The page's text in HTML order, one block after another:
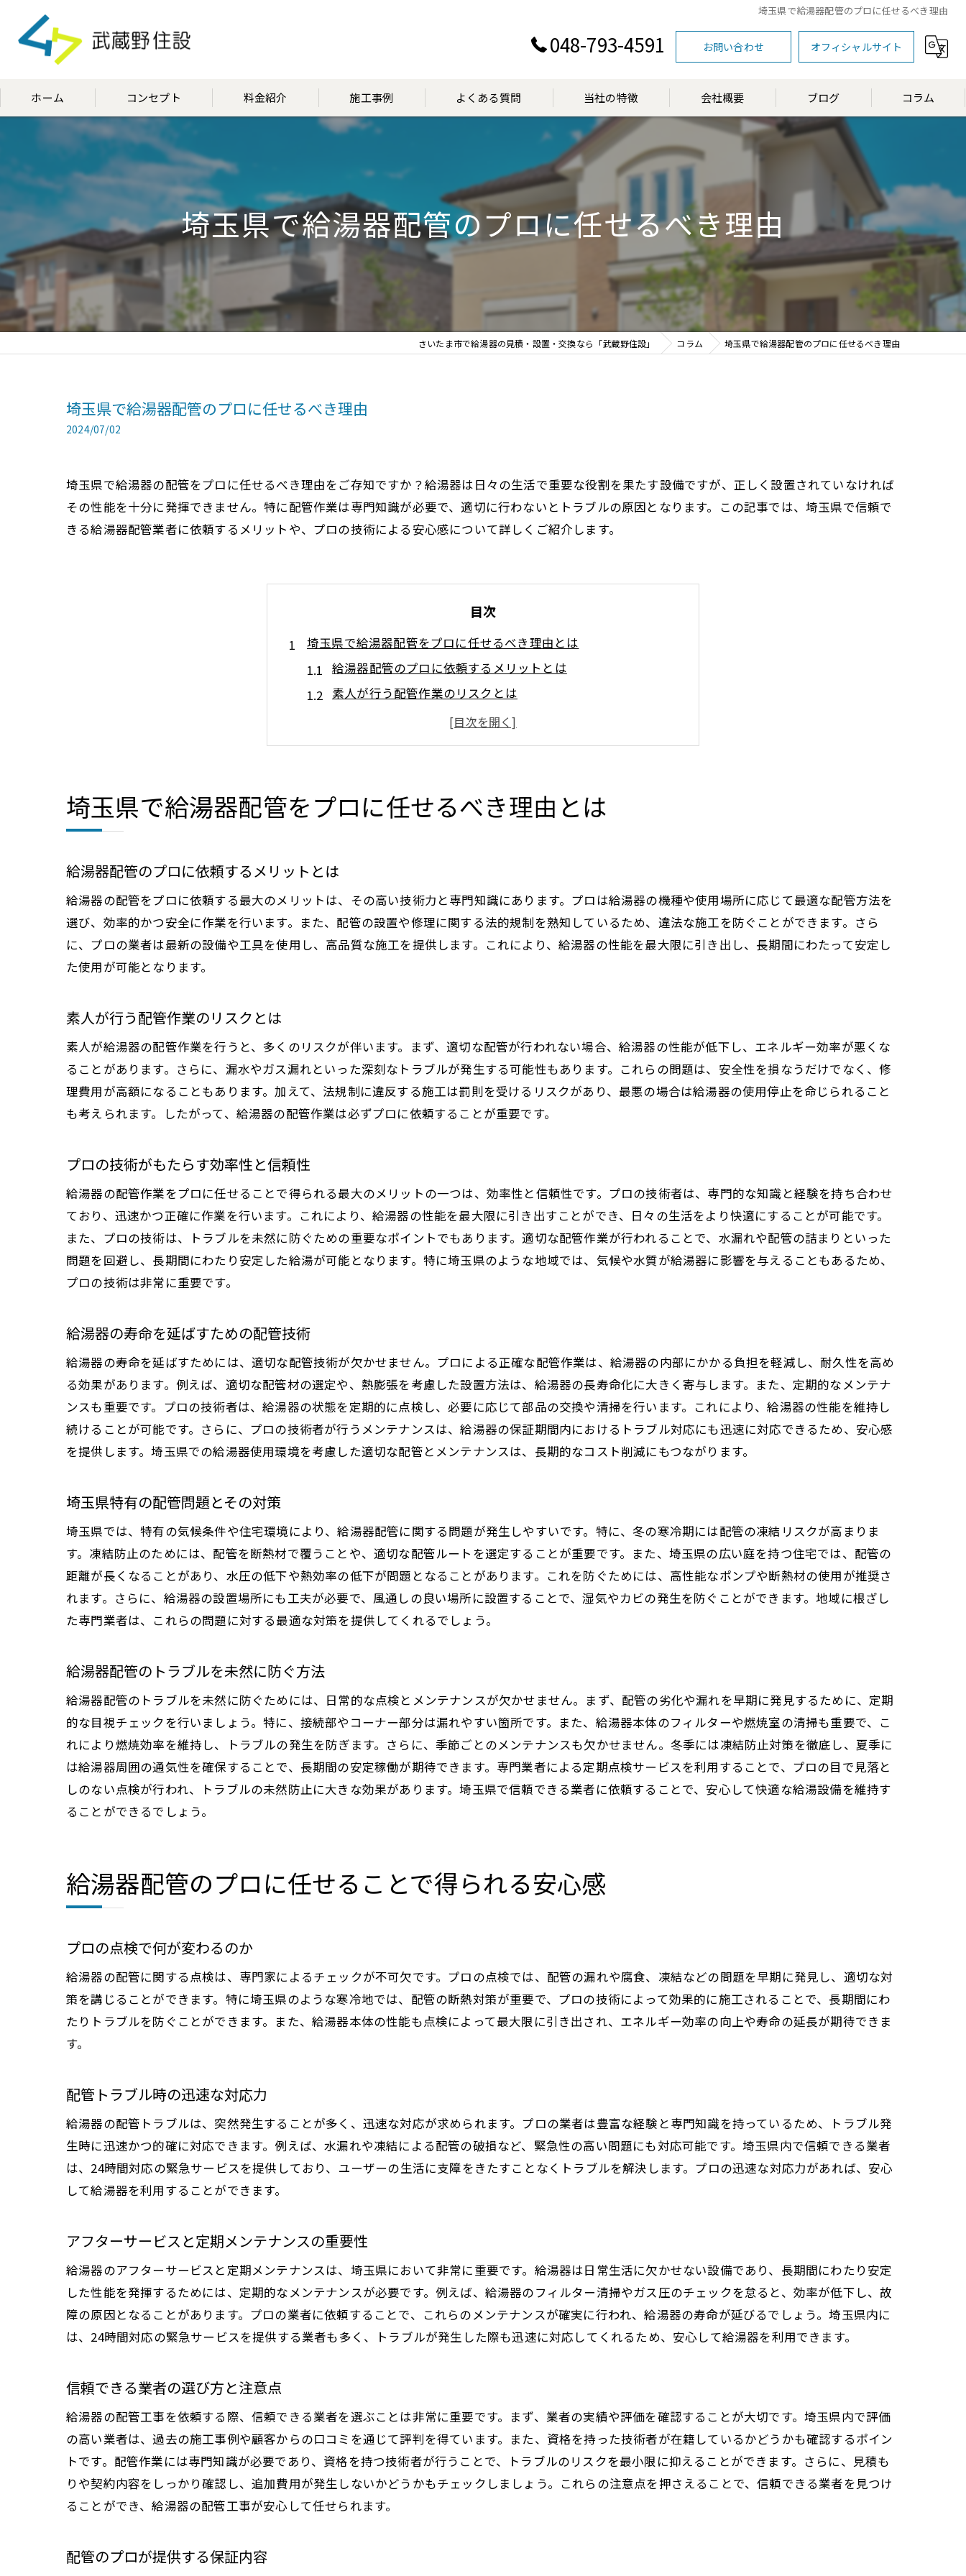
埼玉県で給湯器配管のプロに任せるべき理由
048-793-4591 お問い合わせ オフィシャルサイト
ホーム コンセプト
代表挨拶
料金紹介 施工事例 よくある質問 当社の特徴
設置
交換
点検
会社概要
漫画特集
ブログ コラム
埼玉県で給湯器配管のプロに任せるべき理由
さいたま市で給湯器の見積・設置・交換なら「武蔵野住設」 コラム 埼玉県で給湯器配管のプロに任せるべき理由
埼玉県で給湯器配管のプロに任せるべき理由
2024/07/02
埼玉県で給湯器の配管をプロに任せるべき理由をご存知ですか？給湯器は日々の生活で重要な役割を果たす設備ですが、正しく設置されていなければ
その性能を十分に発揮できません。特に配管作業は専門知識が必要で、適切に行わないとトラブルの原因となります。この記事では、埼玉県で信頼で
きる給湯器配管業者に依頼するメリットや、プロの技術による安心感について詳しくご紹介します。
目次
埼玉県で給湯器配管をプロに任せるべき理由とは
給湯器配管のプロに依頼するメリットとは
素人が行う配管作業のリスクとは
プロの技術がもたらす効率性と信頼性
給湯器の寿命を延ばすための配管技術
給湯器配管のトラブルを未然に防ぐ方法
給湯器配管のプロに任せることで得られる安心感
配管トラブル時の迅速な対応力
アフターサービスと定期メンテナンスの重要性
信頼できる業者の選び方と注意点
配管のプロが提供する保証内容
口コミや評価のチェック方法
業者の技術力と経験を見極める
価格だけで選ばない重要性
地元の業者を選ぶメリット
給湯器配管をプロに任せるとトラブルが防げる理由
プロの配管設置で防げる主なトラブル
配管ミスによる二次被害の防止
適切な配管材とその選定基準
プロが行う定期的な点検の必要性
地域特性に合わせた配管設置の重要性
プロが知る埼玉県の給湯器設置のポイント
配管作業のプロが提供する安心感
給湯器設置後のフォローアップの充実
プロによる給湯器配管で埼玉県の家庭が快適に
プロの技術で得られる快適性
給湯器の性能を最大限に引き出す配管技術
季節ごとのメンテナンスポイント
プロが提案するライフスタイルに合った配管設置
給湯器配管をプロに任せることで得られるコスト削減効果
プロによる効率的な施工で節約できるコスト
長期的なメンテナンス費用の削減
給湯器の寿命を延ばすためのプロの配管技術
トラブルが少ないことで得られる節約
埼玉県で給湯器配管をプロに依頼する際に知っておきたいポイント
依頼前に確認すべき業者の実績
施工中に気をつけるべきポイント
施工後のチェックリスト
トラブル時の連絡先と対応方法
埼玉県で給湯器配管をプロに任せるべき理由とは
給湯器配管のプロに依頼するメリットとは
給湯器の配管をプロに依頼する最大のメリットは、その高い技術力と専門知識にあります。プロは給湯器の機種や使用場所に応じて最適な配管方法を
選び、効率的かつ安全に作業を行います。また、配管の設置や修理に関する法的規制を熟知しているため、違法な施工を防ぐことができます。さら
に、プロの業者は最新の設備や工具を使用し、高品質な施工を提供します。これにより、給湯器の性能を最大限に引き出し、長期間にわたって安定し
た使用が可能となります。
素人が行う配管作業のリスクとは
素人が給湯器の配管作業を行うと、多くのリスクが伴います。まず、適切な配管が行われない場合、給湯器の性能が低下し、エネルギー効率が悪くな
ることがあります。さらに、漏水やガス漏れといった深刻なトラブルが発生する可能性もあります。これらの問題は、安全性を損なうだけでなく、修
理費用が高額になることもあります。加えて、法規制に違反する施工は罰則を受けるリスクがあり、最悪の場合は給湯器の使用停止を命じられること
も考えられます。したがって、給湯器の配管作業は必ずプロに依頼することが重要です。
プロの技術がもたらす効率性と信頼性
給湯器の配管作業をプロに任せることで得られる最大のメリットの一つは、効率性と信頼性です。プロの技術者は、専門的な知識と経験を持ち合わせ
ており、迅速かつ正確に作業を行います。これにより、給湯器の性能を最大限に引き出すことができ、日々の生活をより快適にすることが可能です。
また、プロの技術は、トラブルを未然に防ぐための重要なポイントでもあります。適切な配管作業が行われることで、水漏れや配管の詰まりといった
問題を回避し、長期間にわたり安定した給湯が可能となります。特に埼玉県のような地域では、気候や水質が給湯器に影響を与えることもあるため、
プロの技術は非常に重要です。
給湯器の寿命を延ばすための配管技術
給湯器の寿命を延ばすためには、適切な配管技術が欠かせません。プロによる正確な配管作業は、給湯器の内部にかかる負担を軽減し、耐久性を高め
る効果があります。例えば、適切な配管材の選定や、熱膨張を考慮した設置方法は、給湯器の長寿命化に大きく寄与します。また、定期的なメンテナ
ンスも重要です。プロの技術者は、給湯器の状態を定期的に点検し、必要に応じて部品の交換や清掃を行います。これにより、給湯器の性能を維持し
続けることが可能です。さらに、プロの技術者が行うメンテナンスは、給湯器の保証期間内におけるトラブル対応にも迅速に対応できるため、安心感
を提供します。埼玉県での給湯器使用環境を考慮した適切な配管とメンテナンスは、長期的なコスト削減にもつながります。
埼玉県特有の配管問題とその対策
埼玉県では、特有の気候条件や住宅環境により、給湯器配管に関する問題が発生しやすいです。特に、冬の寒冷期には配管の凍結リスクが高まりま
す。凍結防止のためには、配管を断熱材で覆うことや、適切な配管ルートを選定することが重要です。また、埼玉県の広い庭を持つ住宅では、配管の
距離が長くなることがあり、水圧の低下や熱効率の低下が問題となることがあります。これを防ぐためには、高性能なポンプや断熱材の使用が推奨さ
れます。さらに、給湯器の設置場所にも工夫が必要で、風通しの良い場所に設置することで、湿気やカビの発生を防ぐことができます。地域に根ざし
た専門業者は、これらの問題に対する最適な対策を提供してくれるでしょう。
給湯器配管のトラブルを未然に防ぐ方法
給湯器配管のトラブルを未然に防ぐためには、日常的な点検とメンテナンスが欠かせません。まず、配管の劣化や漏れを早期に発見するために、定期
的な目視チェックを行いましょう。特に、接続部やコーナー部分は漏れやすい箇所です。また、給湯器本体のフィルターや燃焼室の清掃も重要で、こ
れにより燃焼効率を維持し、トラブルの発生を防ぎます。さらに、季節ごとのメンテナンスも欠かせません。冬季には凍結防止対策を徹底し、夏季に
は給湯器周囲の通気性を確保することで、長期間の安定稼働が期待できます。専門業者による定期点検サービスを利用することで、プロの目で見落と
しのない点検が行われ、トラブルの未然防止に大きな効果があります。埼玉県で信頼できる業者に依頼することで、安心して快適な給湯設備を維持す
ることができるでしょう。
給湯器配管のプロに任せることで得られる安心感
プロの点検で何が変わるのか
給湯器の配管に関する点検は、専門家によるチェックが不可欠です。プロの点検では、配管の漏れや腐食、凍結などの問題を早期に発見し、適切な対
策を講じることができます。特に埼玉県のような寒冷地では、配管の断熱対策が重要で、プロの技術によって効果的に施工されることで、長期間にわ
たりトラブルを防ぐことができます。また、給湯器本体の性能も点検によって最大限に引き出され、エネルギー効率の向上や寿命の延長が期待できま
す。
配管トラブル時の迅速な対応力
給湯器の配管トラブルは、突然発生することが多く、迅速な対応が求められます。プロの業者は豊富な経験と専門知識を持っているため、トラブル発
生時に迅速かつ的確に対応できます。例えば、水漏れや凍結による配管の破損など、緊急性の高い問題にも対応可能です。埼玉県内で信頼できる業者
は、24時間対応の緊急サービスを提供しており、ユーザーの生活に支障をきたすことなくトラブルを解決します。プロの迅速な対応力があれば、安心
して給湯器を利用することができます。
アフターサービスと定期メンテナンスの重要性
給湯器のアフターサービスと定期メンテナンスは、埼玉県において非常に重要です。給湯器は日常生活に欠かせない設備であり、長期間にわたり安定
した性能を発揮するためには、定期的なメンテナンスが必要です。例えば、給湯器のフィルター清掃やガス圧のチェックを怠ると、効率が低下し、故
障の原因となることがあります。プロの業者に依頼することで、これらのメンテナンスが確実に行われ、給湯器の寿命が延びるでしょう。埼玉県内に
は、24時間対応の緊急サービスを提供する業者も多く、トラブルが発生した際も迅速に対応してくれるため、安心して給湯器を利用できます。
信頼できる業者の選び方と注意点
給湯器の配管工事を依頼する際、信頼できる業者を選ぶことは非常に重要です。まず、業者の実績や評価を確認することが大切です。埼玉県内で評価
の高い業者は、過去の施工事例や顧客からの口コミを通じて評判を得ています。また、資格を持った技術者が在籍しているかどうかも確認するポイン
トです。配管作業には専門知識が必要であり、資格を持つ技術者が行うことで、トラブルのリスクを最小限に抑えることができます。さらに、見積も
りや契約内容をしっかり確認し、追加費用が発生しないかどうかもチェックしましょう。これらの注意点を押さえることで、信頼できる業者を見つけ
ることができ、給湯器の配管工事が安心して任せられます。
配管のプロが提供する保証内容